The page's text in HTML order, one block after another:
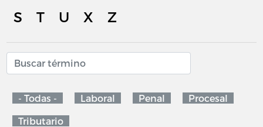
S
T U X Z
- Todas - Laboral Penal Procesal
Tributario